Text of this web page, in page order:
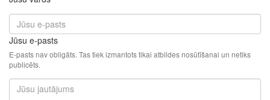
Jūsu e-pasts
E-pasts nav obligāts. Tas tiek izmantots tikai atbildes nosūtīšanai un netiks
publicēts.